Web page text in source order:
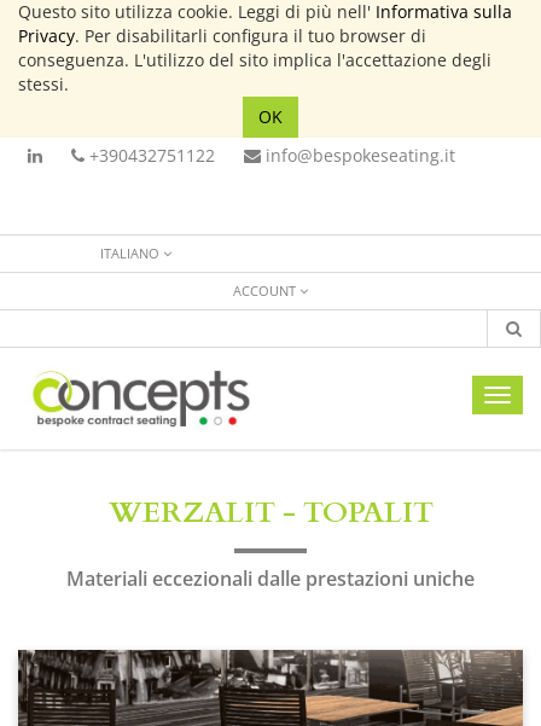
Questo sito utilizza cookie. Leggi di più nell' Informativa sulla
Privacy. Per disabilitarli configura il tuo browser di
conseguenza. L'utilizzo del sito implica l'accettazione degli
stessi.
OK
+390432751122
info@bespokeseating.it
ITALIANO
ACCOUNT
WERZALIT - TOPALIT
Materiali eccezionali dalle prestazioni uniche